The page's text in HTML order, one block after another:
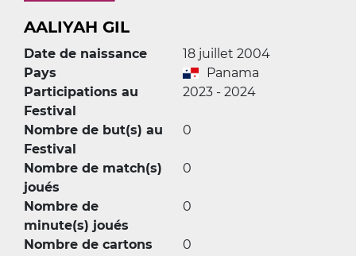
AALIYAH GIL
Date de naissance
18 juillet 2004
Pays
Panama
Participations au
Festival
2023 - 2024
Nombre de but(s) au
Festival
0
Nombre de match(s)
joués
0
Nombre de
minute(s) joués
0
Nombre de cartons
0